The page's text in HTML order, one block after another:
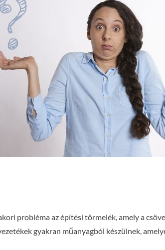
probléma az építési törmelék, amely a
gyakran műanyagból készülnek,